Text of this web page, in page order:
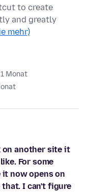
to create
and greatly
mehr)
Monat
on another site it
For some
it now opens on
I can't figure